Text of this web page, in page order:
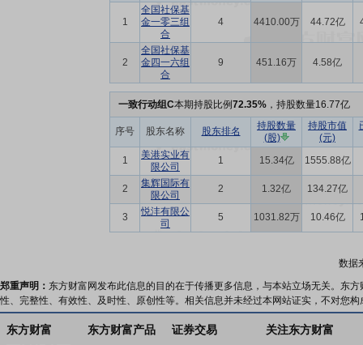
1
全国社保基
金一零三组
合
4 4410.00万 44.72亿
2
全国社保基
金四一六组
合
9 451.16万 4.58亿
一致行动组C本期持股比例72.35% ，持股数量16.77亿
序号 股东名称 股东排名
持股数量
(股)
持股市值
(元)
1
美港实业有
限公司
1 15.34亿 1555.88亿
2
集辉国际有
限公司
2 1.32亿 134.27亿
3
悦沣有限公
司
5 1031.82万 10.46亿
数据
郑重声明： 东方财富网发布此信息的目的在于传播更多信息，与本站立场无关。东
性、完整性、有效性、及时性、原创性等。相关信息并未经过本网站证实，不对您
东方财富 东方财富产品 证券交易 关注东方财富